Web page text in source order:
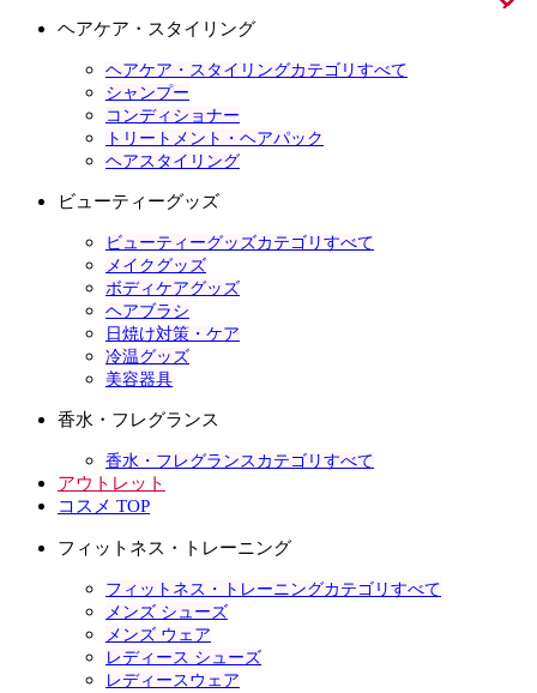
ヘアケア・スタイリング
ヘアケア・スタイリングカテゴリすべて
シャンプー
コンディショナー
トリートメント・ヘアパック
ヘアスタイリング
ビューティーグッズ
ビューティーグッズカテゴリすべて
メイクグッズ
ボディケアグッズ
ヘアブラシ
日焼け対策・ケア
冷温グッズ
美容器具
香水・フレグランス
香水・フレグランスカテゴリすべて
アウトレット
コスメ TOP
フィットネス・トレーニング
フィットネス・トレーニングカテゴリすべて
メンズ シューズ
メンズ ウェア
レディース シューズ
レディースウェア